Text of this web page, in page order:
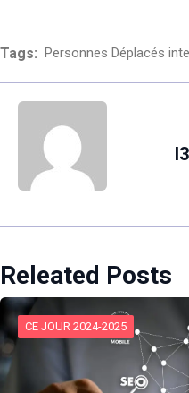
Tags: Personnes Déplacés
Releated Posts
CE JOUR 2024-2025